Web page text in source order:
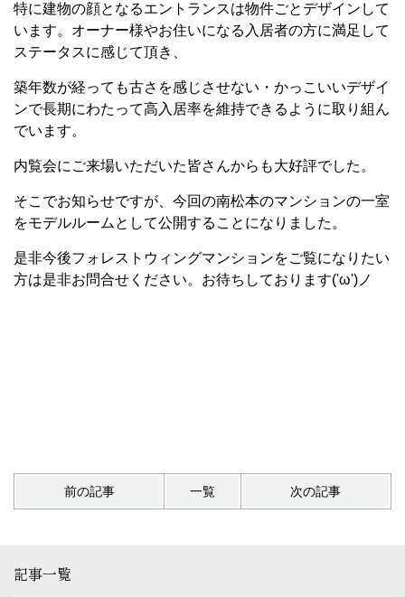
特に建物の顔となるエントランスは物件ごとデザインして
います。オーナー様やお住いになる入居者の方に満足して
ステータスに感じて頂き、
築年数が経っても古さを感じさせない・かっこいいデザイ
ンで長期にわたって高入居率を維持できるように取り組ん
でいます。
内覧会にご来場いただいた皆さんからも大好評でした。
そこでお知らせですが、今回の南松本のマンションの一室
をモデルルームとして公開することになりました。
是非今後フォレストウィングマンションをご覧になりたい
方は是非お問合せください。お待ちしております('ω')ノ
前の記事 一覧 次の記事
記事一覧